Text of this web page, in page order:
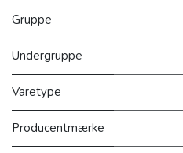
Gruppe
Undergruppe
Varetype
Producentmærke